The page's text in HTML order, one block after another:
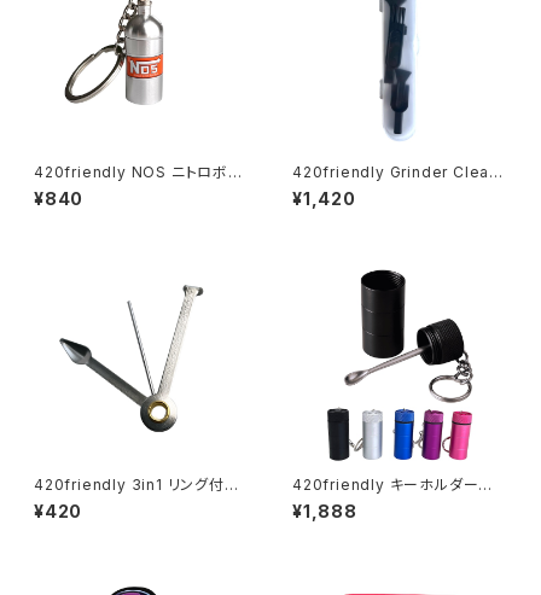
420friendly NOS ニトロボン
ベ型 キーホルダー(収納ケース)
¥840
420friendly Grinder Cleani
ng Kit 4点セット グラインダー
クリーニングキット
¥1,420
420friendly 3in1 リング付き
パイプコンパニオン (8cm)
¥420
420friendly キーホルダー型
アルミ製伸縮スプーン
¥1,888